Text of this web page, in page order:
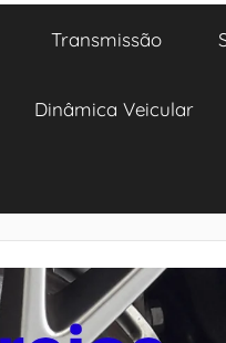
Transmissão
Dinâmica Veicular